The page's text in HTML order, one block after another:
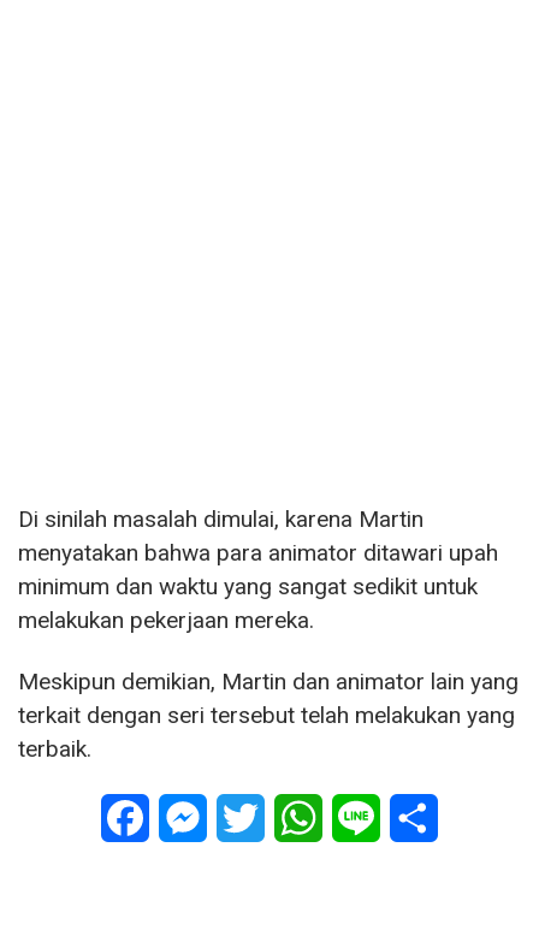
Di sinilah masalah dimulai, karena Martin
menyatakan bahwa para animator ditawari upah
minimum dan waktu yang sangat sedikit untuk
melakukan pekerjaan mereka.
Meskipun demikian, Martin dan animator lain yang
terkait dengan seri tersebut telah melakukan yang
terbaik.
FacebookMessenger
Twitter WhatsApp
Line